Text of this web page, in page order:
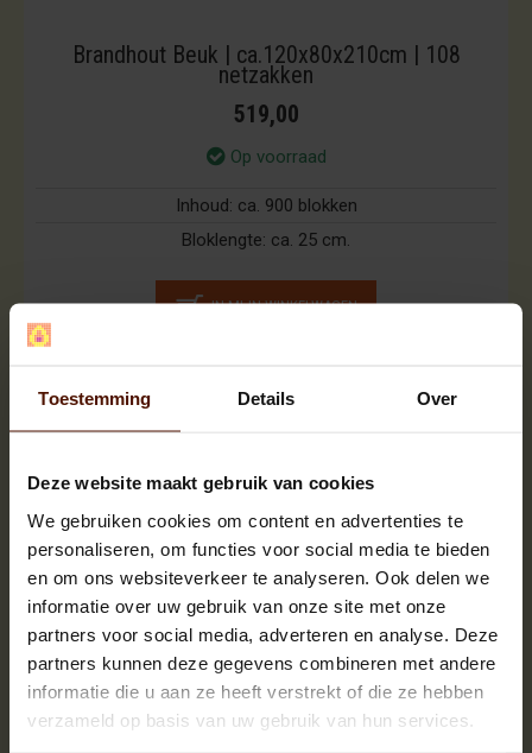
Toestemming Details Over
Deze website maakt gebruik van cookies
We gebruiken cookies om content en advertenties te
personaliseren, om functies voor social media te bieden
en om ons websiteverkeer te analyseren. Ook delen we
informatie over uw gebruik van onze site met onze
partners voor social media, adverteren en analyse. Deze
partners kunnen deze gegevens combineren met andere
informatie die u aan ze heeft verstrekt of die ze hebben
verzameld op basis van uw gebruik van hun services.
Brandhout Beuk | ca.120x80x210cm | 108
netzakken
519,00
Op voorraad
Inhoud: ca. 900 blokken
Bloklengte: ca. 25 cm.
IN MIJN WINKELWAGEN